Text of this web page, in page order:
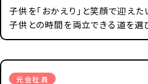
子供を「おかえり」と笑顔で迎えた
子供との時間を両立できる道を選
元会社員